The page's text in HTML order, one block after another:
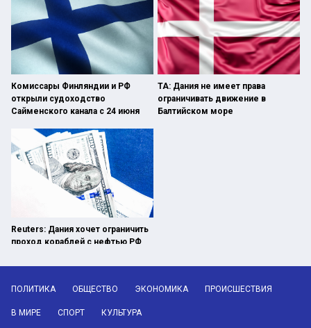
Комиссары Финляндии и РФ
открыли судоходство
Сайменского канала с 24 июня
TA: Дания не имеет права
ограничивать движение в
Балтийском море
Reuters: Дания хочет ограничить
проход кораблей с нефтью РФ
ПОЛИТИКА ОБЩЕСТВО ЭКОНОМИКА ПРОИСШЕСТВИЯ
В МИРЕ СПОРТ КУЛЬТУРА